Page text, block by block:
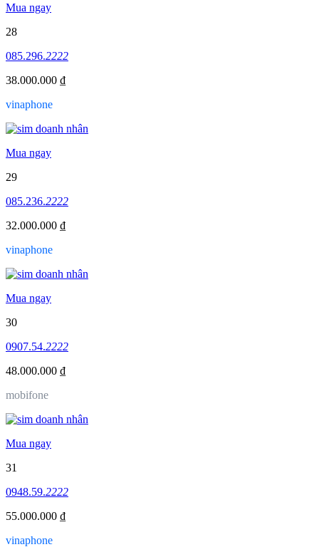
Mua ngay
28
085.296.2222
38.000.000 ₫
vinaphone
Mua ngay
29
085.236.2222
32.000.000 ₫
vinaphone
Mua ngay
30
0907.54.2222
48.000.000 ₫
mobifone
Mua ngay
31
0948.59.2222
55.000.000 ₫
vinaphone